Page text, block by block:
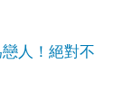
人！絕對不